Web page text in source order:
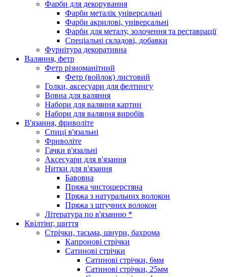
Фарби для декорування
Фарби металік універсальні
Фарби акрилові, універсальні
Фарби для металу, золочення та реставрації
Спеціальні складові, добавки
Фурнітура декоративна
Валяння, фетр
Фетр різноманітний
Фетр (войлок) листовий
Голки, аксесуари для фелтингу
Вовна для валяння
Набори для валяння картин
Набори для валяння виробів
В'язання, фриволіте
Спиці в'язальні
Фриволіте
Гачки в'язальні
Аксесуари для в'язання
Нитки для в'язання
Бавовна
Пряжа чистошерстяна
Пряжа з натуральних волокон
Пряжа з штучних волокон
Література по в'язанню *
Квілтінг, шиття
Стрічки, тасьма, шнури, бахрома
Капронові стрічки
Сатинові стрічки
Сатинові стрічки, 6мм
Сатинові стрічки, 25мм